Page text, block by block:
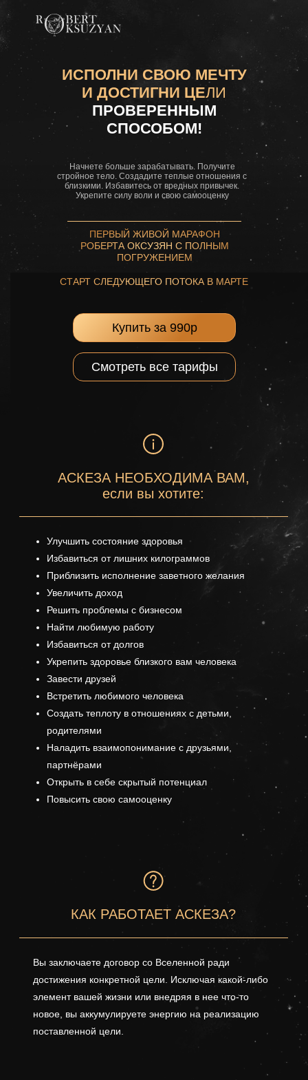
Начнете больше зарабатывать. Получите
стройное тело. Создадите теплые отношения с
близкими. Избавитесь от вредных привычек.
Укрепите силу воли и свою самооценку
ИСПОЛНИ СВОЮ МЕЧТУ
И ДОСТИГНИ ЦЕЛИ
ПРОВЕРЕННЫМ
СПОСОБОМ!
ПЕРВЫЙ ЖИВОЙ МАРАФОН
РОБЕРТА ОКСУЗЯН С ПОЛНЫМ
ПОГРУЖЕНИЕМ
СТАРТ СЛЕДУЮЩЕГО ПОТОКА В МАРТЕ
Купить за 990р
Смотреть все тарифы
АСКЕЗА НЕОБХОДИМА ВАМ,
если вы хотите:
КАК РАБОТАЕТ АСКЕЗА?
Улучшить состояние здоровья
Избавиться от лишних килограммов
Приблизить исполнение заветного желания
Увеличить доход
Решить проблемы с бизнесом
Найти любимую работу
Избавиться от долгов
Укрепить здоровье близкого вам человека
Завести друзей
Встретить любимого человека
Создать теплоту в отношениях с детьми,
родителями
Наладить взаимопонимание с друзьями,
партнёрами
Открыть в себе скрытый потенциал
Повысить свою самооценку
Вы заключаете договор со Вселенной ради
достижения конкретной цели. Исключая какой-либо
элемент вашей жизни или внедряя в нее что-то
новое, вы аккумулируете энергию на реализацию
поставленной цели.